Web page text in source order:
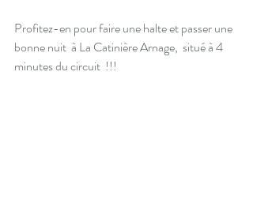
Profitez-en pour faire une halte et passer une
bonne nuit  à La Catinière Arnage,  situé à 4
minutes du circuit  !!!